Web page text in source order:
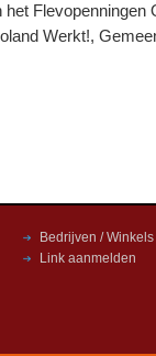
Werkt!,
Bedrijven / Winkels
Link aanmelden